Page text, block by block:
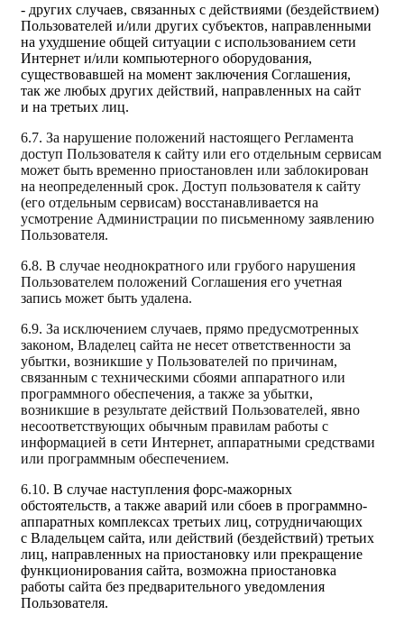
- других случаев, связанных с действиями (бездействием)
Пользователей и/или других субъектов, направленными
на ухудшение общей ситуации с использованием сети
Интернет и/или компьютерного оборудования,
существовавшей на момент заключения Соглашения,
так же любых других действий, направленных на сайт
и на третьих лиц.
6.7. За нарушение положений настоящего Регламента
доступ Пользователя к сайту или его отдельным сервисам
может быть временно приостановлен или заблокирован
на неопределенный срок. Доступ пользователя к сайту
(его отдельным сервисам) восстанавливается на
усмотрение Администрации по письменному заявлению
Пользователя.
6.8. В случае неоднократного или грубого нарушения
Пользователем положений Соглашения его учетная
запись может быть удалена.
6.9. За исключением случаев, прямо предусмотренных
законом, Владелец сайта не несет ответственности за
убытки, возникшие у Пользователей по причинам,
связанным с техническими сбоями аппаратного или
программного обеспечения, а также за убытки,
возникшие в результате действий Пользователей, явно
несоответствующих обычным правилам работы с
информацией в сети Интернет, аппаратными средствами
или программным обеспечением.
6.10. В случае наступления форс-мажорных
обстоятельств, а также аварий или сбоев в программно-
аппаратных комплексах третьих лиц, сотрудничающих
с Владельцем сайта, или действий (бездействий) третьих
лиц, направленных на приостановку или прекращение
функционирования сайта, возможна приостановка
работы сайта без предварительного уведомления
Пользователя.